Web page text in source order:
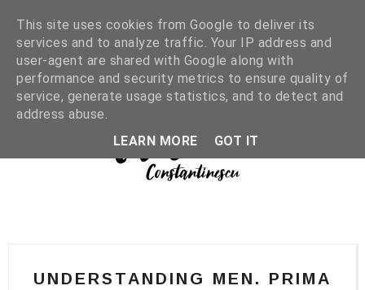
UNDERSTANDING MEN. PRIMA
This site uses cookies from Google to deliver its
services and to analyze traffic. Your IP address and
user-agent are shared with Google along with
performance and security metrics to ensure quality of
service, generate usage statistics, and to detect and
address abuse.
LEARN MORE
GOT IT